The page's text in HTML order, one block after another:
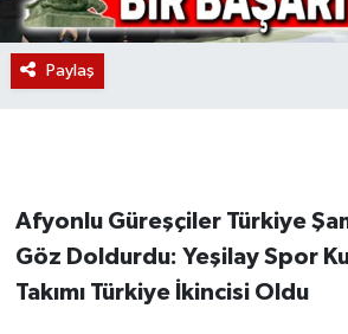
Paylaş
Afyonlu Güreşçiler Türkiye
Göz Doldurdu: Yeşilay Spor
Takımı Türkiye İkincisi Oldu